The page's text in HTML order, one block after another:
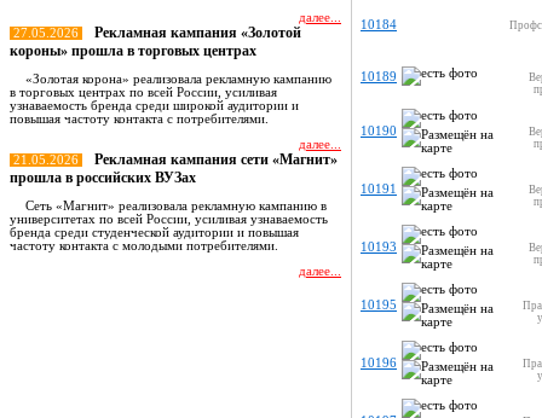
далее...
27.05.2026
Рекламная кампания «Золотой
короны» прошла в торговых центрах
«Золотая корона» реализовала рекламную кампанию
в торговых центрах по всей России, усиливая
узнаваемость бренда среди широкой аудитории и
повышая частоту контакта с потребителями.
далее...
21.05.2026
Рекламная кампания сети «Магнит»
прошла в российских ВУЗах
Сеть «Магнит» реализовала рекламную кампанию в
университетах по всей России, усиливая узнаваемость
бренда среди студенческой аудитории и повышая
частоту контакта с молодыми потребителями.
далее...
10184
10189
10190
10191
10193
10195
10196